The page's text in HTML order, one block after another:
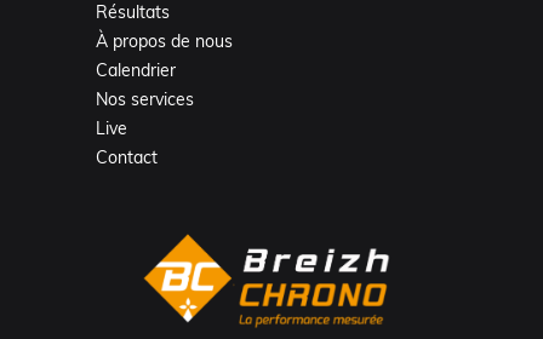
Résultats
À propos de nous
Calendrier
Nos services
Live
Contact